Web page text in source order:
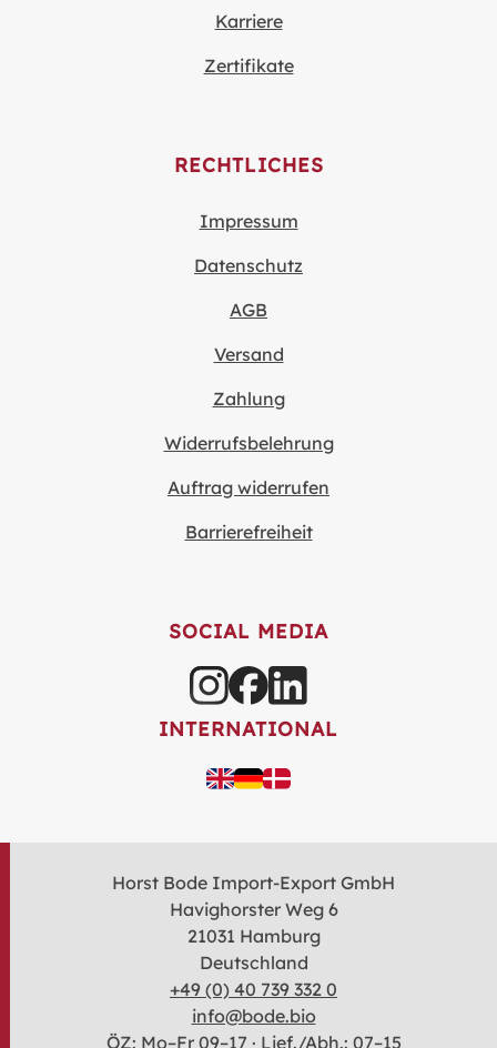
Karriere
Zertifikate
RECHTLICHES
Impressum
Datenschutz
AGB
Versand
Zahlung
Widerrufsbelehrung
Auftrag widerrufen
Barrierefreiheit
SOCIAL MEDIA
INTERNATIONAL
Horst Bode Import-Export GmbH
Havighorster Weg 6
21031 Hamburg
Deutschland
+49 (0) 40 739 332 0
info@bode.bio
ÖZ: Mo–Fr 09–17 · Lief./Abh.: 07–15